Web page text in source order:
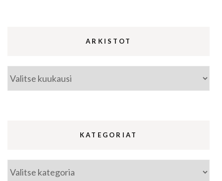
ARKISTOT
Arkistot
KATEGORIAT
Kategoriat